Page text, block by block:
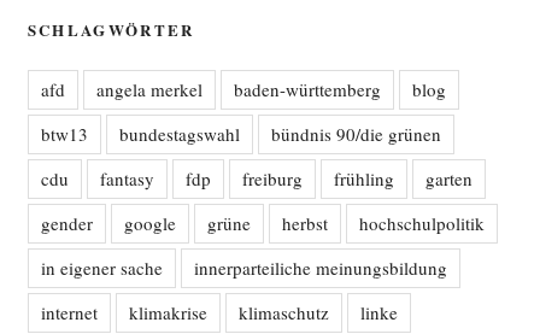
SCHLAGWÖRTER
afd angela merkel baden-württemberg
blog
btw13
bundestagswahl
bündnis 90/die grünen
cdu
fantasy fdp freiburg frühling
garten
gender
google grüne herbst
hochschulpolitik
in eigener sache
innerparteiliche meinungsbildung
internet
klimakrise klimaschutz
linke